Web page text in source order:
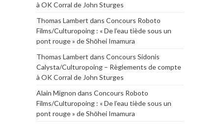
à OK Corral de John Sturges
Thomas Lambert dans Concours Roboto
Films/Culturopoing : « De l’eau tiède sous un
pont rouge » de Shōhei Imamura
Thomas Lambert dans Concours Sidonis
Calysta/Culturopoing – Règlements de compte
à OK Corral de John Sturges
Alain Mignon dans Concours Roboto
Films/Culturopoing : « De l’eau tiède sous un
pont rouge » de Shōhei Imamura